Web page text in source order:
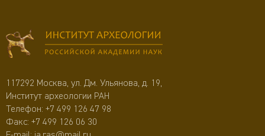
117292 Москва, ул. Дм. Ульянова, д. 19,
Институт археологии РАН
Телефон: +7 499 126 47 98
Факс: +7 499 126 06 30